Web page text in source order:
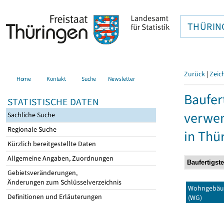
Home Kontakt Suche Newsletter
STATISTISCHE DATEN
Sachliche Suche
Regionale Suche
Kürzlich bereitgestellte Daten
Allgemeine Angaben, Zuordnungen
Gebietsveränderungen,
Änderungen zum Schlüsselverzeichnis
Definitionen und Erläuterungen
Zurück |
in
(WG)